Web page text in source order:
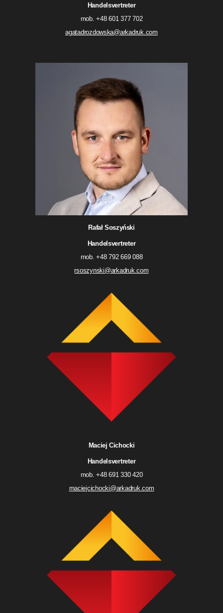
Handelsvertreter
mob. +48 601 377 702
agatadrozdowska@arkadruk.com
Rafał Soszyński
Handelsvertreter
mob. +48 792 669 088
rsoszynski@arkadruk.com
Maciej Cichocki
Handelsvertreter
mob. +48 691 330 420
maciejcichocki@arkadruk.com